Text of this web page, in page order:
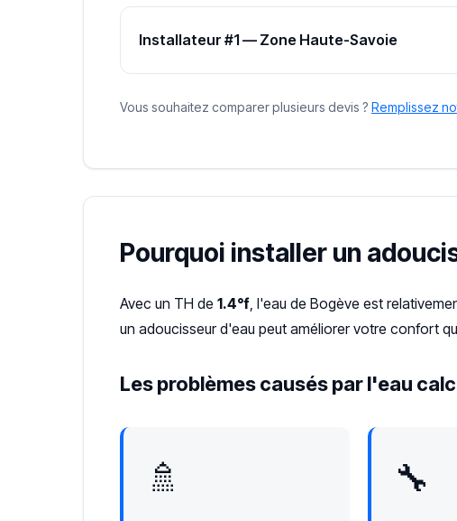
Installateur #1 — Zone Haute-Savoie
Vous souhaitez comparer plusieurs devis ? Remplissez
Pourquoi installer un
Avec un TH de 1.4°f, l'eau de Bogève est
un adoucisseur d'eau peut améliorer votre confort
Les problèmes causés par l'eau
🚿 🔧